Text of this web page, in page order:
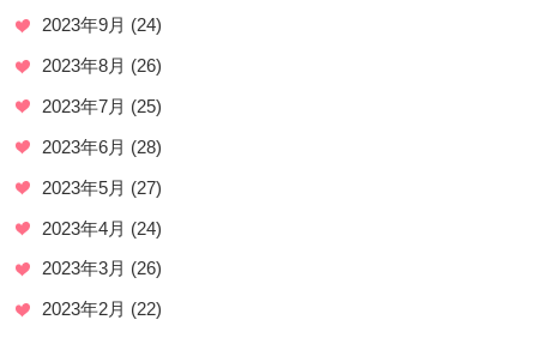
2023年9月 (24)
2023年8月 (26)
2023年7月 (25)
2023年6月 (28)
2023年5月 (27)
2023年4月 (24)
2023年3月 (26)
2023年2月 (22)